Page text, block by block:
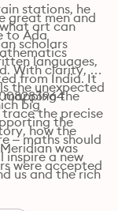
stations, he
art can
scholars
languages,
from India. It
mapping the
the precise
how the
was
were accepted
great men and
to Ada
With clarity,
the unexpected
big
the
– maths should
inspire a new
us and the rich